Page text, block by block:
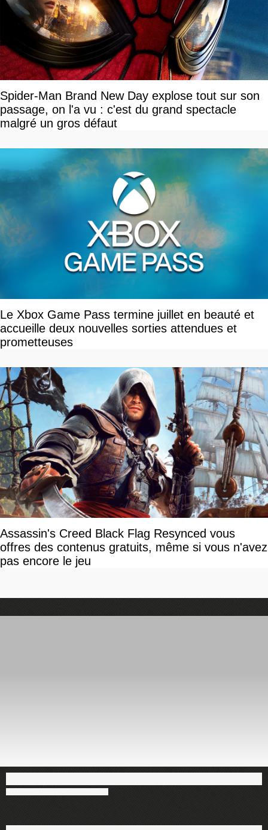
Spider-Man Brand New Day explose tout sur son
passage, on l'a vu : c'est du grand spectacle
malgré un gros défaut
Le Xbox Game Pass termine juillet en beauté et
accueille deux nouvelles sorties attendues et
prometteuses
Assassin's Creed Black Flag Resynced vous
offres des contenus gratuits, même si vous n'avez
pas encore le jeu